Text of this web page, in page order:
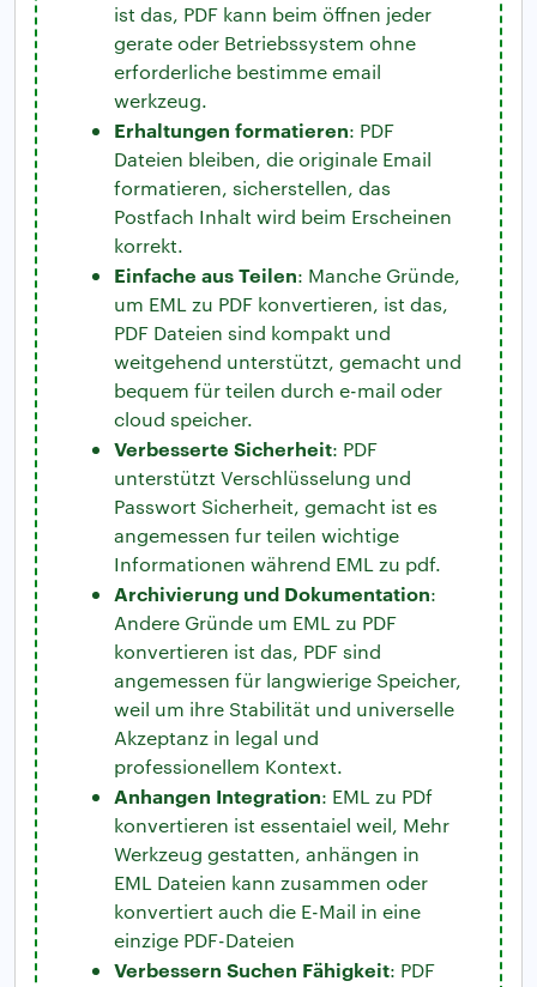
ist das, PDF kann beim öffnen jeder
gerate oder Betriebssystem ohne
erforderliche bestimme email
werkzeug.
Erhaltungen formatieren: PDF
Dateien bleiben, die originale Email
formatieren, sicherstellen, das
Postfach Inhalt wird beim Erscheinen
korrekt.
Einfache aus Teilen: Manche Gründe,
um EML zu PDF konvertieren, ist das,
PDF Dateien sind kompakt und
weitgehend unterstützt, gemacht und
bequem für teilen durch e-mail oder
cloud speicher.
Verbesserte Sicherheit: PDF
unterstützt Verschlüsselung und
Passwort Sicherheit, gemacht ist es
angemessen fur teilen wichtige
Informationen während EML zu pdf.
Archivierung und Dokumentation:
Andere Gründe um EML zu PDF
konvertieren ist das, PDF sind
angemessen für langwierige Speicher,
weil um ihre Stabilität und universelle
Akzeptanz in legal und
professionellem Kontext.
Anhangen Integration: EML zu PDf
konvertieren ist essentaiel weil, Mehr
Werkzeug gestatten, anhängen in
EML Dateien kann zusammen oder
konvertiert auch die E-Mail in eine
einzige PDF-Dateien
Verbessern Suchen Fähigkeit: PDF